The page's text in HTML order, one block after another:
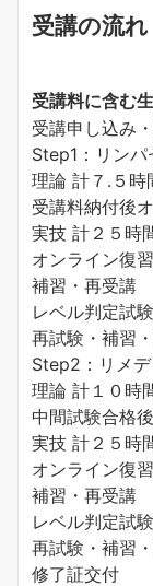
受講の流れ
受講料に含む
受講申し込み
Step1：リン
理論 計７.５時
受講料納付後
実技 計２５時
オンライン復
補習・再受講
レベル判定試
再試験・補習
Step2：リメ
理論 計１０時
中間試験合格
実技 計２５時
オンライン復
補習・再受講
レベル判定試
再試験・補習
修了証交付